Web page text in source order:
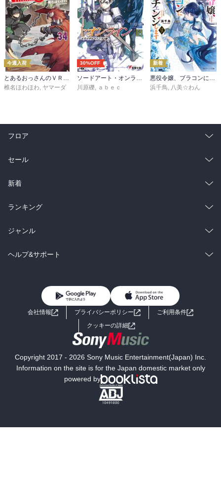
今週入荷
とあるおっさんのＶＲＭＭＯ活動記34
椎名ほわほわ, ヤマーダ
30%OFF
ソードアート・オンライン29 ユナイタル・リングVIII
川原礫, ａｂｅｃ
新着
悪役令嬢、ブラコンにジョブチェンジします９【電子特典付き】
浜千鳥, 八美☆わん
フロア
総合
ラノベ
雑誌・グラビア
BL・TL
セール
総合
ラノベ
雑誌・グラビア
BL・TL
新着
総合
ラノベ
雑誌・グラビア
ランキング
総合
ラノベ
ジャンル
コミック
ライトノベル 男子向けラノベ
小説
海外小説
ミステリー SF
文学
ヘルプ&サポート
よくあるご質問 お問い合わせ
会社情報 プライバシーポリシー
ご利用条件
クッキーの詳細
Copyright 2017 - 2026 Sony Music Entertainment(Japan) Inc.
Information on the site is for the Japan domestic market only
powered by